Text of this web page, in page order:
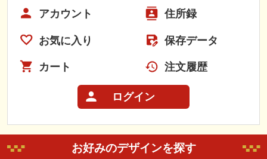
アカウント 住所録
お気に入り 保存データ
カート 注文履歴
ログイン
お好みのデザインを探す